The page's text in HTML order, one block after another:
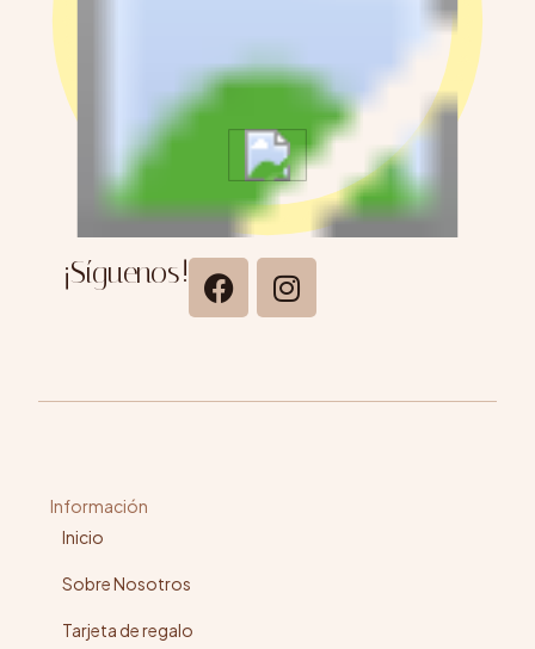
¡Síguenos!
Información
Inicio
Sobre Nosotros
Tarjeta de regalo